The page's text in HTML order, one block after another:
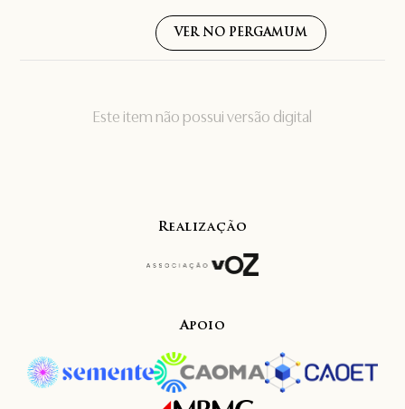
Este item não possui versão digital
VER NO PERGAMUM
Realização
Apoio